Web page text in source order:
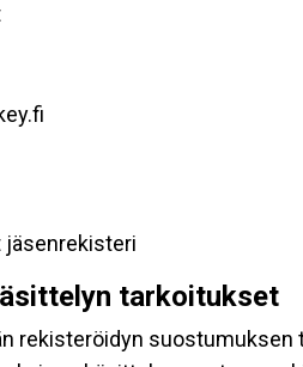
jäsenrekisteri
tarkoitukset
rekisteröidyn